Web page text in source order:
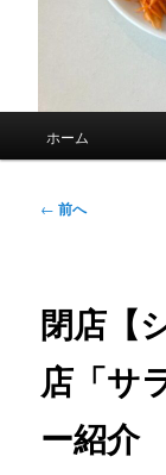
ホーム
投
ゲ
ー
ョ
ン
← 前へ
閉店【
店「サ
ー紹介